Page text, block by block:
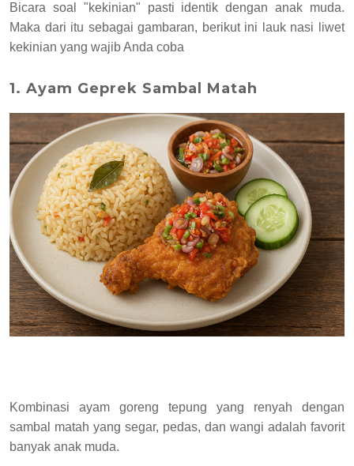
Bicara soal "kekinian" pasti identik dengan anak muda.
Maka dari itu sebagai gambaran, berikut ini lauk nasi liwet
kekinian yang wajib Anda coba
1. Ayam Geprek Sambal Matah
Kombinasi ayam goreng tepung yang renyah dengan
sambal matah yang segar, pedas, dan wangi adalah favorit
banyak anak muda.